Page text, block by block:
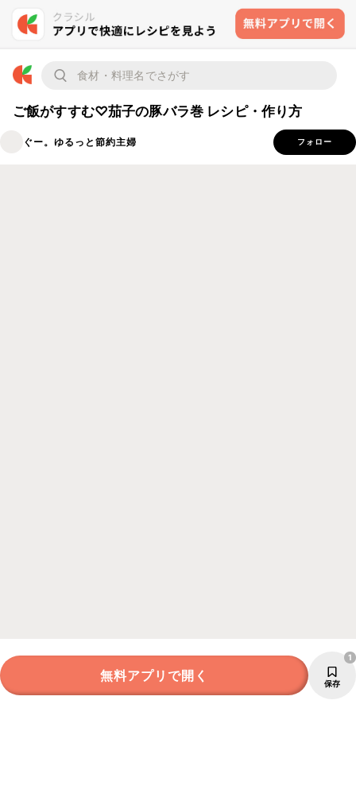
ご飯がすすむ♡茄子の豚バラ巻 レシピ・作り方
ぐー。ゆるっと節約主婦 フォロー
無料アプリで開く 保存
1